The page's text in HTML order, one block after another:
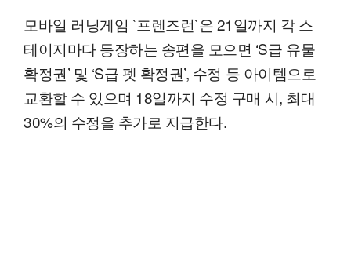
모바일 러닝게임 `프렌즈런`은 21일까지 각 스
테이지마다 등장하는 송편을 모으면 ‘S급 유물
확정권’ 및 ‘S급 펫 확정권’, 수정 등 아이템으로
교환할 수 있으며 18일까지 수정 구매 시, 최대
30%의 수정을 추가로 지급한다.